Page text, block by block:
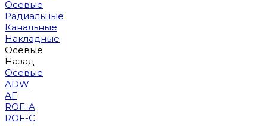
Осевые
Радиальные
Канальные
Накладные
Осевые
Назад
Осевые
ADW
AF
ROF-A
ROF-C